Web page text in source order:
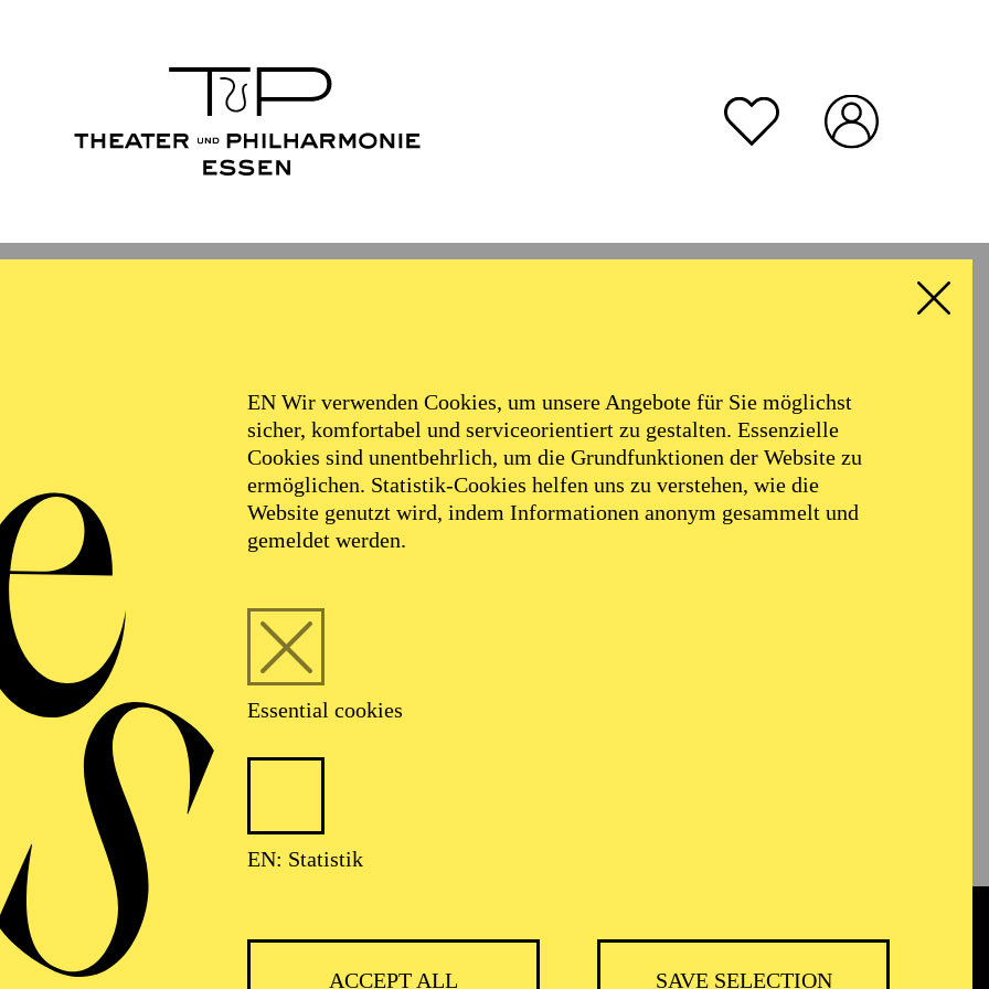
EN Wir verwenden Cookies, um unsere Angebote für Sie möglichst
sicher, komfortabel und serviceorientiert zu gestalten. Essenzielle
Cookies sind unentbehrlich, um die Grundfunktionen der Website zu
ermöglichen. Statistik-Cookies helfen uns zu verstehen, wie die
Website genutzt wird, indem Informationen anonym gesammelt und
gemeldet werden.
Essential cookies
EN: Statistik
ACCEPT ALL SAVE SELECTION
FOLLOW US ON SOCIAL MEDIA